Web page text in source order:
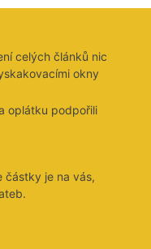
celých článků nic
okny
oplátku podpořili
částky je na vás,